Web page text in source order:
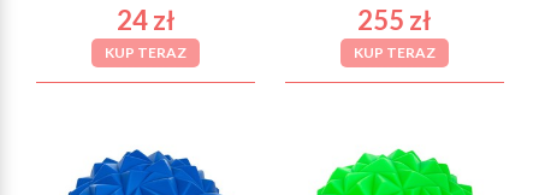
24 zł
KUP TERAZ
255 zł
KUP TERAZ